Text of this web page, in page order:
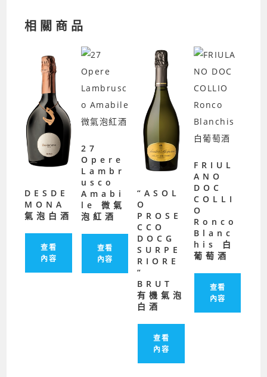
相關商品
DESDE
MONA
氣泡白酒
查看
內容
27
Opere
Lambr
usco
Amabi
le 微氣
泡紅酒
查看
內容
“ASOL
O
PROSE
CCO
DOCG
SURPE
RIORE
“
BRUT
有機氣泡
白酒
查看
內容
FRIUL
ANO
DOC
COLLI
O
Ronco
Blanc
his 白
葡萄酒
查看
內容